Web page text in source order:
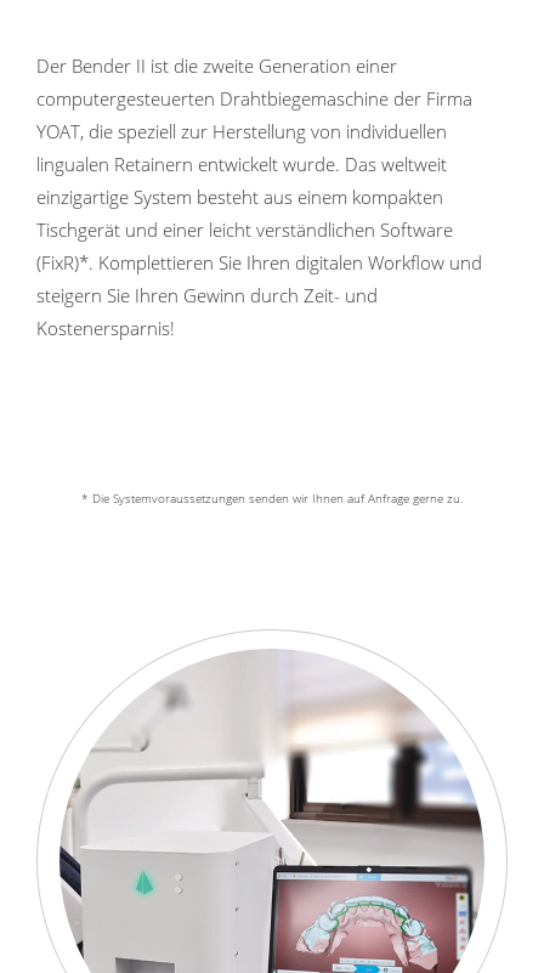
Der Bender II ist die zweite Generation einer
computergesteuerten Drahtbiegemaschine der Firma
YOAT, die speziell zur Herstellung von individuellen
lingualen Retainern entwickelt wurde. Das weltweit
einzigartige System besteht aus einem kompakten
Tischgerät und einer leicht verständlichen Software
(FixR)*. Komplettieren Sie Ihren digitalen Workflow und
steigern Sie Ihren Gewinn durch Zeit- und
Kostenersparnis!
* Die Systemvoraussetzungen senden wir Ihnen auf Anfrage gerne zu.